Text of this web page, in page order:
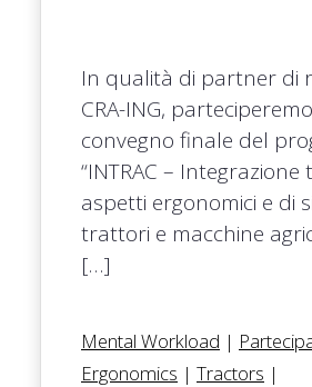
In qualità di partner di
CRA-ING,
convegno finale del
“INTRAC – Integrazione
aspetti ergonomici e di
trattori e macchine
[…]
Mental Workload |
Ergonomics | Tractors |